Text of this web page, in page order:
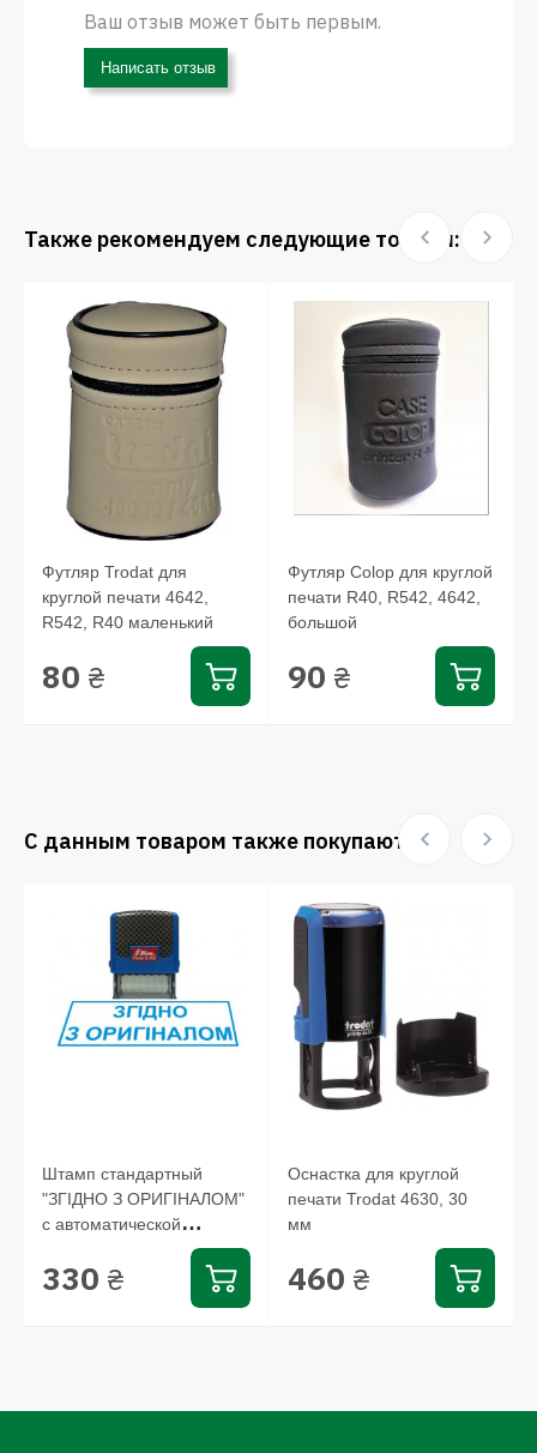
Ваш отзыв может быть первым.
Написать отзыв
Также рекомендуем следующие товары:
Футляр Trodat для
круглой печати 4642,
R542, R40 маленький
80 ₴
Футляр Colop для круглой
печати R40, R542, 4642,
большой
90 ₴
С данным товаром также покупают:
Штамп стандартный
"ЗГІДНО З ОРИГІНАЛОМ"
с автоматической
330 ₴
Оснастка для круглой
печати Trodat 4630, 30
мм
460 ₴